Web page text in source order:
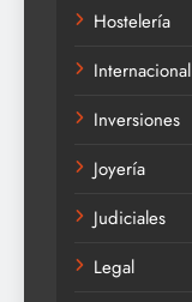
Hostelería
Internacional
Inversiones
Joyería
Judiciales
Legal